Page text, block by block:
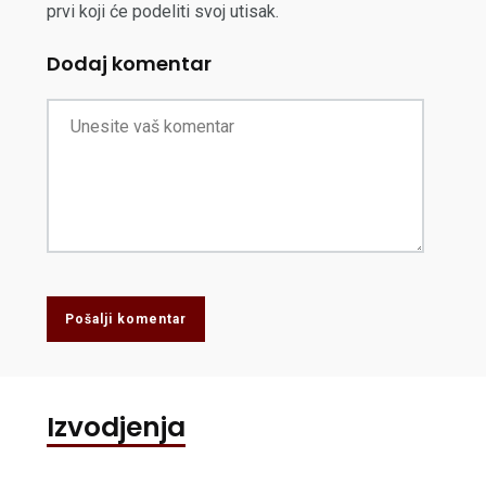
prvi koji će podeliti svoj utisak.
Dodaj komentar
Pošalji komentar
Izvodjenja